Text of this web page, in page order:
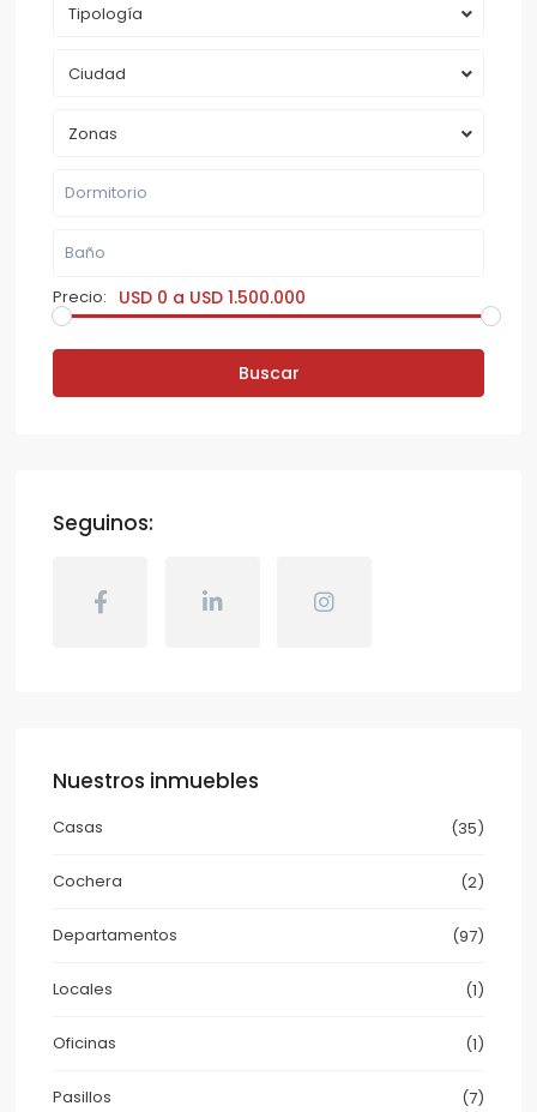
Tipología
Ciudad
Zonas
Precio: USD 0 a USD 1.500.000
Buscar
Seguinos:
Nuestros inmuebles
Casas (35)
Cochera (2)
Departamentos (97)
Locales (1)
Oficinas (1)
Pasillos (7)